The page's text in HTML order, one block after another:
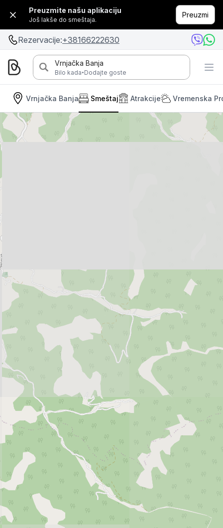
Preuzmite našu aplikaciju
Još lakše do smeštaja.
Preuzmi
Rezervacije:+38166222630
Vrnjačka Banja
Bilo kada·Dodajte goste
Vrnjačka Banja Smeštaj Atrakcije Vremenska